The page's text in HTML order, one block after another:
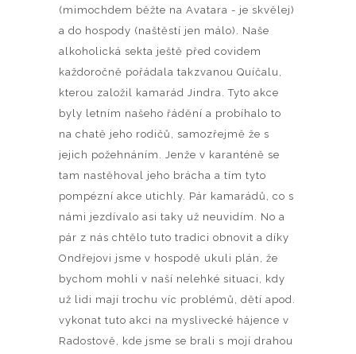
(mimochdem běžte na Avatara - je skvělej)
a do hospody (naštěstí jen málo). Naše
alkoholická sekta ještě před covidem
každoročně pořádala takzvanou Quíčalu,
kterou založil kamarád Jindra. Tyto akce
byly letním našeho řádění a probíhalo to
na chatě jeho rodičů, samozřejmě že s
jejich požehnáním. Jenže v karanténě se
tam nastěhoval jeho brácha a tím tyto
pompézní akce utichly. Pár kamarádů, co s
námi jezdívalo asi taky už neuvidím. No a
pár z nás chtělo tuto tradici obnovit a díky
Ondřejovi jsme v hospodě ukuli plán, že
bychom mohli v naší nelehké situaci, kdy
už lidi mají trochu víc problémů, dětí apod.
vykonat tuto akci na myslivecké hájence v
Radostově, kde jsme se brali s mojí drahou